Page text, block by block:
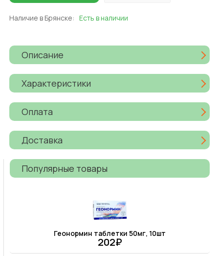
Наличие в Брянске: Есть в наличии
Описание
Характеристики
Оплата
Доставка
Популярные товары
Геонормин таблетки 50мг, 10шт
202₽